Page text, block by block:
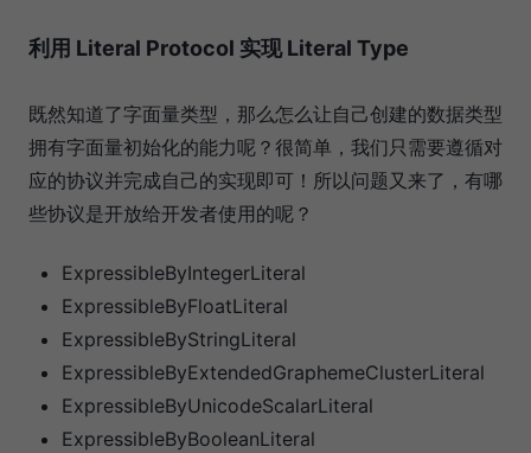
利用 Literal Protocol 实现 Literal Type
既然知道了字面量类型，那么怎么让自己创建的数据类型
拥有字面量初始化的能力呢？很简单，我们只需要遵循对
应的协议并完成自己的实现即可！所以问题又来了，有哪
些协议是开放给开发者使用的呢？
ExpressibleByIntegerLiteral
ExpressibleByFloatLiteral
ExpressibleByStringLiteral
ExpressibleByExtendedGraphemeClusterLiteral
ExpressibleByUnicodeScalarLiteral
ExpressibleByBooleanLiteral